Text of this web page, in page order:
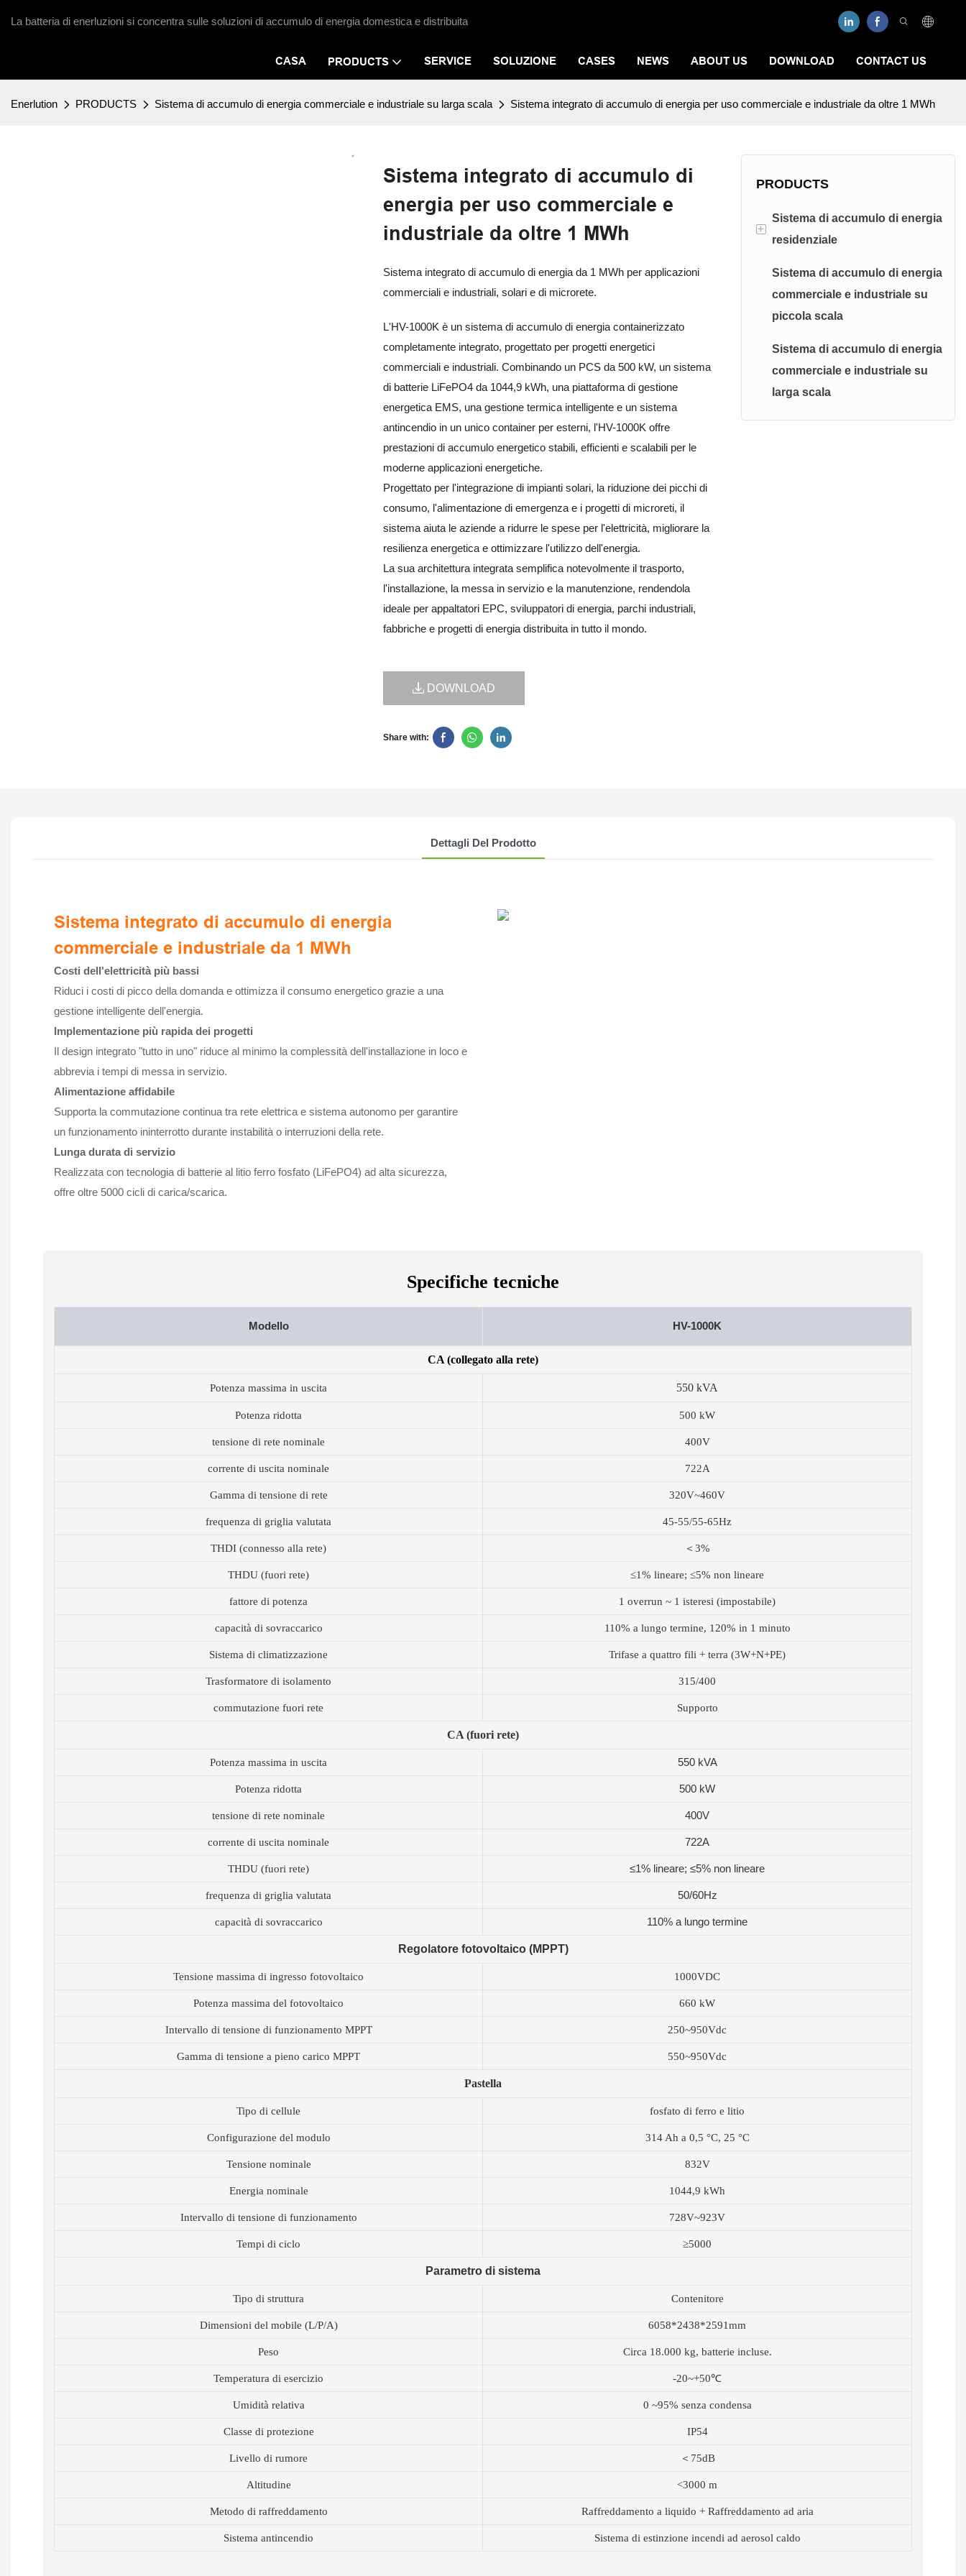
La batteria di enerluzioni si concentra sulle soluzioni di accumulo di energia domestica e distribuita
CASA PRODUCTS SERVICE SOLUZIONE CASES NEWS ABOUT US DOWNLOAD CONTACT US
Enerlution PRODUCTS Sistema di accumulo di energia commerciale e industriale su larga scala Sistema integrato di accumulo di energia per uso commerciale e industriale da oltre 1 MWh
Sistema integrato di accumulo di
energia per uso commerciale e
industriale da oltre 1 MWh
Sistema integrato di accumulo di energia da 1 MWh per applicazioni
commerciali e industriali, solari e di microrete.
L'HV-1000K è un sistema di accumulo di energia containerizzato
completamente integrato, progettato per progetti energetici
commerciali e industriali. Combinando un PCS da 500 kW, un sistema
di batterie LiFePO4 da 1044,9 kWh, una piattaforma di gestione
energetica EMS, una gestione termica intelligente e un sistema
antincendio in un unico container per esterni, l'HV-1000K offre
prestazioni di accumulo energetico stabili, efficienti e scalabili per le
moderne applicazioni energetiche.
Progettato per l'integrazione di impianti solari, la riduzione dei picchi di
consumo, l'alimentazione di emergenza e i progetti di microreti, il
sistema aiuta le aziende a ridurre le spese per l'elettricità, migliorare la
resilienza energetica e ottimizzare l'utilizzo dell'energia.
La sua architettura integrata semplifica notevolmente il trasporto,
l'installazione, la messa in servizio e la manutenzione, rendendola
ideale per appaltatori EPC, sviluppatori di energia, parchi industriali,
fabbriche e progetti di energia distribuita in tutto il mondo.
DOWNLOAD
Share with:
PRODUCTS
+
Sistema di accumulo di energia
residenziale
Sistema di accumulo di
energia a bassa tensione
Sistema di accumulo di energia
commerciale e industriale su
piccola scala
Sistema di accumulo di energia
commerciale e industriale su
larga scala
Dettagli Del Prodotto
Sistema integrato di accumulo di energia
commerciale e industriale da 1 MWh
Costi dell'elettricità più bassi
Riduci i costi di picco della domanda e ottimizza il consumo energetico grazie a una
gestione intelligente dell'energia.
Implementazione più rapida dei progetti
Il design integrato "tutto in uno" riduce al minimo la complessità dell'installazione in loco e
abbrevia i tempi di messa in servizio.
Alimentazione affidabile
Supporta la commutazione continua tra rete elettrica e sistema autonomo per garantire
un funzionamento ininterrotto durante instabilità o interruzioni della rete.
Lunga durata di servizio
Realizzata con tecnologia di batterie al litio ferro fosfato (LiFePO4) ad alta sicurezza,
offre oltre 5000 cicli di carica/scarica.
Specifiche tecniche
Modello HV-1000K
CA (collegato alla rete)
Potenza massima in uscita 550 kVA
Potenza ridotta 500 kW
tensione di rete nominale 400V
corrente di uscita nominale 722A
Gamma di tensione di rete 320V~460V
frequenza di griglia valutata 45-55/55-65Hz
THDI (connesso alla rete) ＜3%
THDU (fuori rete) ≤1% lineare; ≤5% non lineare
fattore di potenza 1 overrun ~ 1 isteresi (impostabile)
capacità di sovraccarico 110% a lungo termine, 120% in 1 minuto
Sistema di climatizzazione Trifase a quattro fili + terra (3W+N+PE)
Trasformatore di isolamento 315/400
commutazione fuori rete Supporto
CA (fuori rete)
Potenza massima in uscita 550 kVA
Potenza ridotta 500 kW
tensione di rete nominale 400V
corrente di uscita nominale 722A
THDU (fuori rete) ≤1% lineare; ≤5% non lineare
frequenza di griglia valutata 50/60Hz
capacità di sovraccarico 110% a lungo termine
Regolatore fotovoltaico (MPPT)
Tensione massima di ingresso fotovoltaico 1000VDC
Potenza massima del fotovoltaico 660 kW
Intervallo di tensione di funzionamento MPPT 250~950Vdc
Gamma di tensione a pieno carico MPPT 550~950Vdc
Pastella
Tipo di cellule fosfato di ferro e litio
Configurazione del modulo 314 Ah a 0,5 °C, 25 °C
Tensione nominale 832V
Energia nominale 1044,9 kWh
Intervallo di tensione di funzionamento 728V~923V
Tempi di ciclo ≥5000
Parametro di sistema
Tipo di struttura Contenitore
Dimensioni del mobile (L/P/A) 6058*2438*2591mm
Peso Circa 18.000 kg, batterie incluse.
Temperatura di esercizio -20~+50℃
Umidità relativa 0 ~95% senza condensa
Classe di protezione IP54
Livello di rumore ＜75dB
Altitudine <3000 m
Metodo di raffreddamento Raffreddamento a liquido + Raffreddamento ad aria
Sistema antincendio Sistema di estinzione incendi ad aerosol caldo